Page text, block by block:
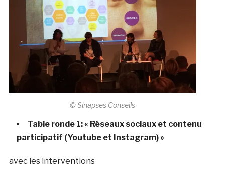
© Sinapses Conseils
Table ronde 1: « Réseaux sociaux et contenu
participatif (Youtube et Instagram) »
avec les interventions